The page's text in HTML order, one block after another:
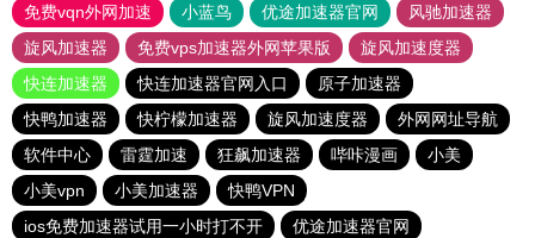
免费vqn外网加速
小蓝鸟 优途加速器官网
风驰加速器
旋风加速器
免费vps加速器外网苹果版
旋风加速度器
快连加速器
快连加速器官网入口
原子加速器
快鸭加速器
快柠檬加速器 旋风加速度器
外网网址导航
软件中心
雷霆加速 狂飙加速器 哔咔漫画
小美
小美vpn
小美加速器
快鸭VPN
ios免费加速器试用一小时打不开
优途加速器官网